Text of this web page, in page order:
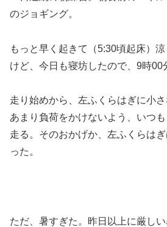
のジョギング。
もっと早く起きて（5:30頃起床）
けど、今日も寝坊したので、9時00
走り始めから、左ふくらはぎに小さ
あまり負荷をかけないよう、いつ
走る。そのおかげか、左ふくらは
った。
ただ、暑すぎた。昨日以上に厳し